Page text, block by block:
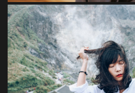
Loreet